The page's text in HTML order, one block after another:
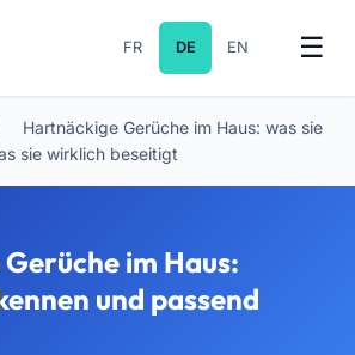
FR DE EN
Hartnäckige Gerüche im Haus: was sie
sie wirklich beseitigt
im Haus:
und passend